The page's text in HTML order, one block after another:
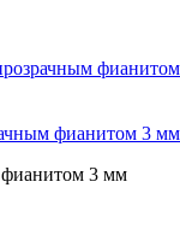
фианитом 3
фианитом 3 мм